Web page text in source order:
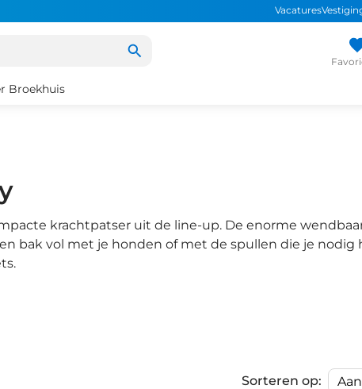
Vacatures
Broekhuis
krachtpatser uit de line-up. De enorme
bak vol met je honden of met de spullen die je nodig
Sorteren op: